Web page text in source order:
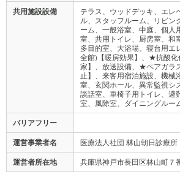
共用施設設備
テラス、ウッドデッキ、エレ
ル、スタッフルーム、リビン
ーム、一般浴室、中庭、個人
室、共用トイレ、厨房室、和
多目的室、大浴場、寝台用
全館)【暖房効果】、★抗酸化
家】、放送設備、★ペアガラ
止】、来客用宿泊施設、機械
室、玄関ホール、異常監視シ
談話室、車椅子用トイレ、避
室、風除室、ダイニングルー
バリアフリー
運営事業者名 医療法人社団 林山朝日診療所
運営者所在地 兵庫県神戸市長田区林山町７